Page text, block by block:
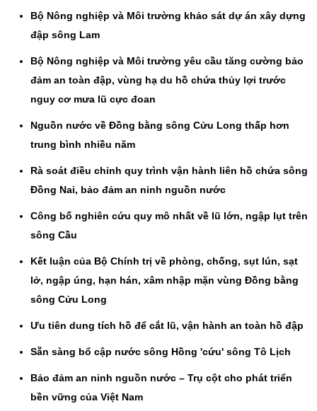
Bộ Nông nghiệp và Môi trường khảo sát dự án xây dựng
đập sông Lam
Bộ Nông nghiệp và Môi trường yêu cầu tăng cường bảo
đảm an toàn đập, vùng hạ du hồ chứa thủy lợi trước
nguy cơ mưa lũ cực đoan
Nguồn nước về Đồng bằng sông Cửu Long thấp hơn
trung bình nhiều năm
Rà soát điều chỉnh quy trình vận hành liên hồ chứa sông
Đồng Nai, bảo đảm an ninh nguồn nước
Công bố nghiên cứu quy mô nhất về lũ lớn, ngập lụt trên
sông Cầu
Kết luận của Bộ Chính trị về phòng, chống, sụt lún, sạt
lở, ngập úng, hạn hán, xâm nhập mặn vùng Đồng bằng
sông Cửu Long
Ưu tiên dung tích hồ để cắt lũ, vận hành an toàn hồ đập
Sẵn sàng bổ cập nước sông Hồng 'cứu' sông Tô Lịch
Bảo đảm an ninh nguồn nước – Trụ cột cho phát triển
bền vững của Việt Nam